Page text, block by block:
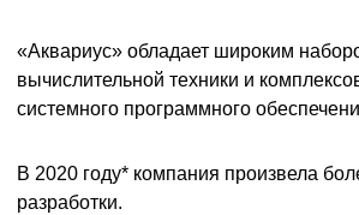
«Аквариус» обладает широким
вычислительной техники и
системного программного
В 2020 году* компания произвела
разработки.